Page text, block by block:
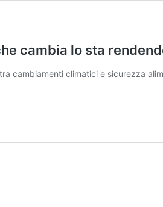
cambia lo sta
cambiamenti climatici e sicurezza